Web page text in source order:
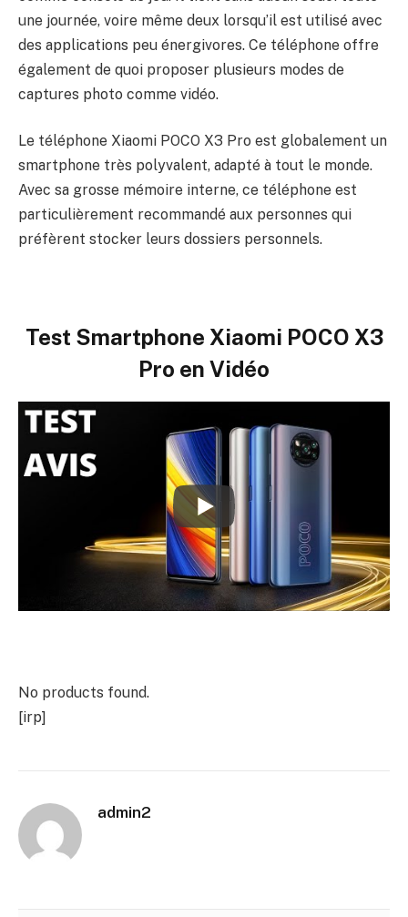
une journée, voire même deux lorsqu’il est utilisé avec
des applications peu énergivores. Ce téléphone offre
également de quoi proposer plusieurs modes de
captures photo comme vidéo.
Le téléphone Xiaomi POCO X3 Pro est globalement un
smartphone très polyvalent, adapté à tout le monde.
Avec sa grosse mémoire interne, ce téléphone est
particulièrement recommandé aux personnes qui
préfèrent stocker leurs dossiers personnels.
Test Smartphone Xiaomi POCO X3
Pro en Vidéo
No products found.
[irp]
admin2